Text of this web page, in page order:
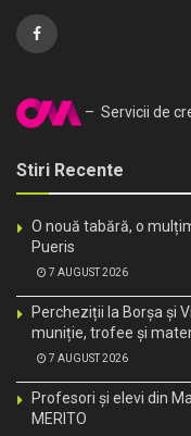
– Servicii de
Stiri Recente
O nouă tabără, o
Pueris
7 AUGUST 2026
Percheziții la Borșa și
muniție, trofee și
7 AUGUST 2026
Profesori și elevi din
MERITO